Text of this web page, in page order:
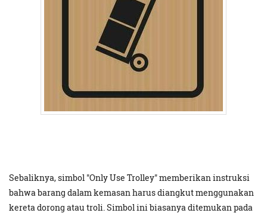
Sebaliknya, simbol "Only Use Trolley" memberikan instruksi
bahwa barang dalam kemasan harus diangkut menggunakan
kereta dorong atau troli. Simbol ini biasanya ditemukan pada